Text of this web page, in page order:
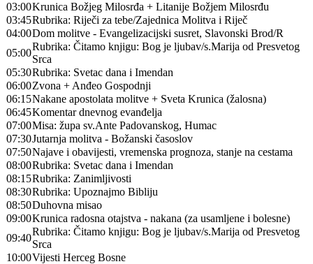
03:00Krunica Božjeg Milosrđa + Litanije Božjem Milosrđu
03:45Rubrika: Riječi za tebe/Zajednica Molitva i Riječ
04:00Dom molitve - Evangelizacijski susret, Slavonski Brod/R
05:00
Rubrika: Čitamo knjigu: Bog je ljubav/s.Marija od Presvetog
Srca
05:30Rubrika: Svetac dana i Imendan
06:00Zvona + Anđeo Gospodnji
06:15Nakane apostolata molitve + Sveta Krunica (žalosna)
06:45Komentar dnevnog evanđelja
07:00Misa: župa sv.Ante Padovanskog, Humac
07:30Jutarnja molitva - Božanski časoslov
07:50Najave i obavijesti, vremenska prognoza, stanje na cestama
08:00Rubrika: Svetac dana i Imendan
08:15Rubrika: Zanimljivosti
08:30Rubrika: Upoznajmo Bibliju
08:50Duhovna misao
09:00Krunica radosna otajstva - nakana (za usamljene i bolesne)
09:40
Rubrika: Čitamo knjigu: Bog je ljubav/s.Marija od Presvetog
Srca
10:00Vijesti Herceg Bosne